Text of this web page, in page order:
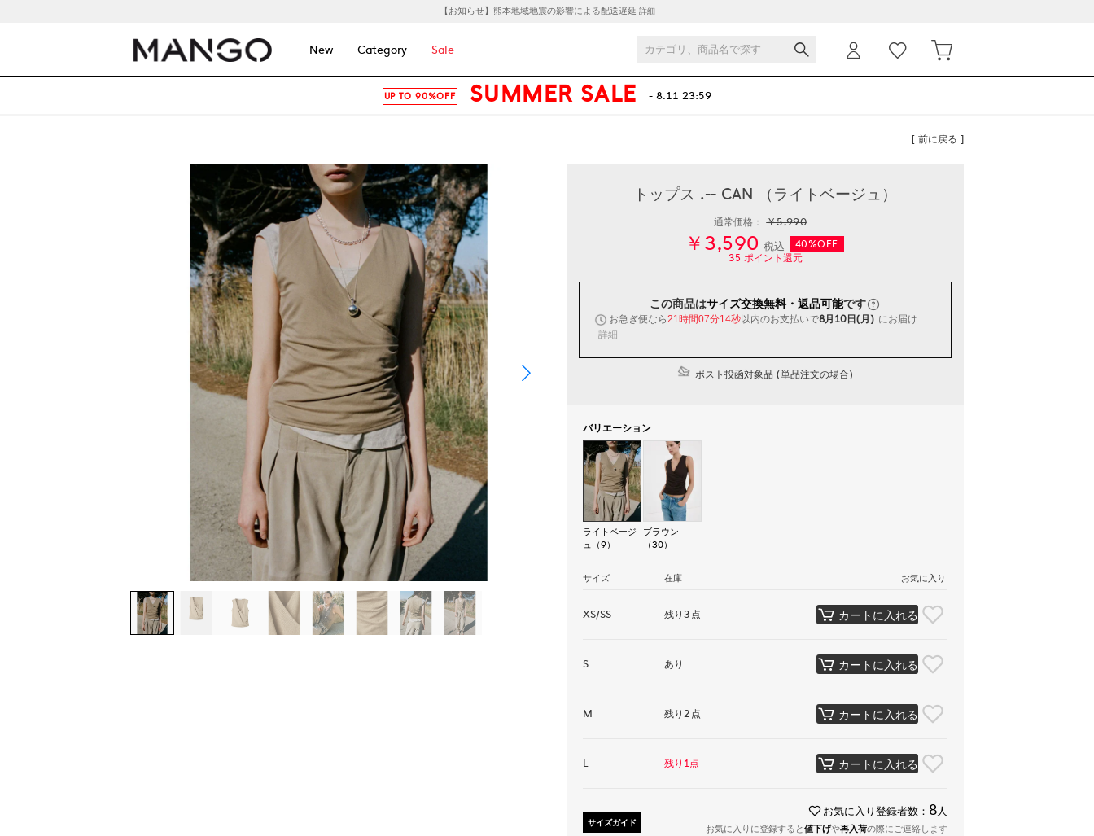
【お知らせ】熊本地域地震の影響による配送遅延 詳細
New Category Sale
UP TO 90%OFF SUMMER SALE - 8.11 23:59
[ 前に戻る ]
トップス .-- CAN （ライトベージュ）
通常価格：￥5,990
￥3,590 税込
40%OFF
35 ポイント還元
この商品はサイズ交換無料・返品可能です
お急ぎ便なら21時間07分13秒以内のお支払いで8月10日(月) にお届け
詳細
ポスト投函対象品 (単品注文の場合)
バリエーション
ライトベージ
ュ（9）
ブラウン
（30）
サイズ 在庫 お気に入り
XS/SS 残り3点 カートに入れる
S あり カートに入れる
M 残り2点 カートに入れる
L 残り1点 カートに入れる
サイズガイド
お気に入り登録者数： 8 人
お気に入りに登録すると値下げや再入荷の際にご連絡します